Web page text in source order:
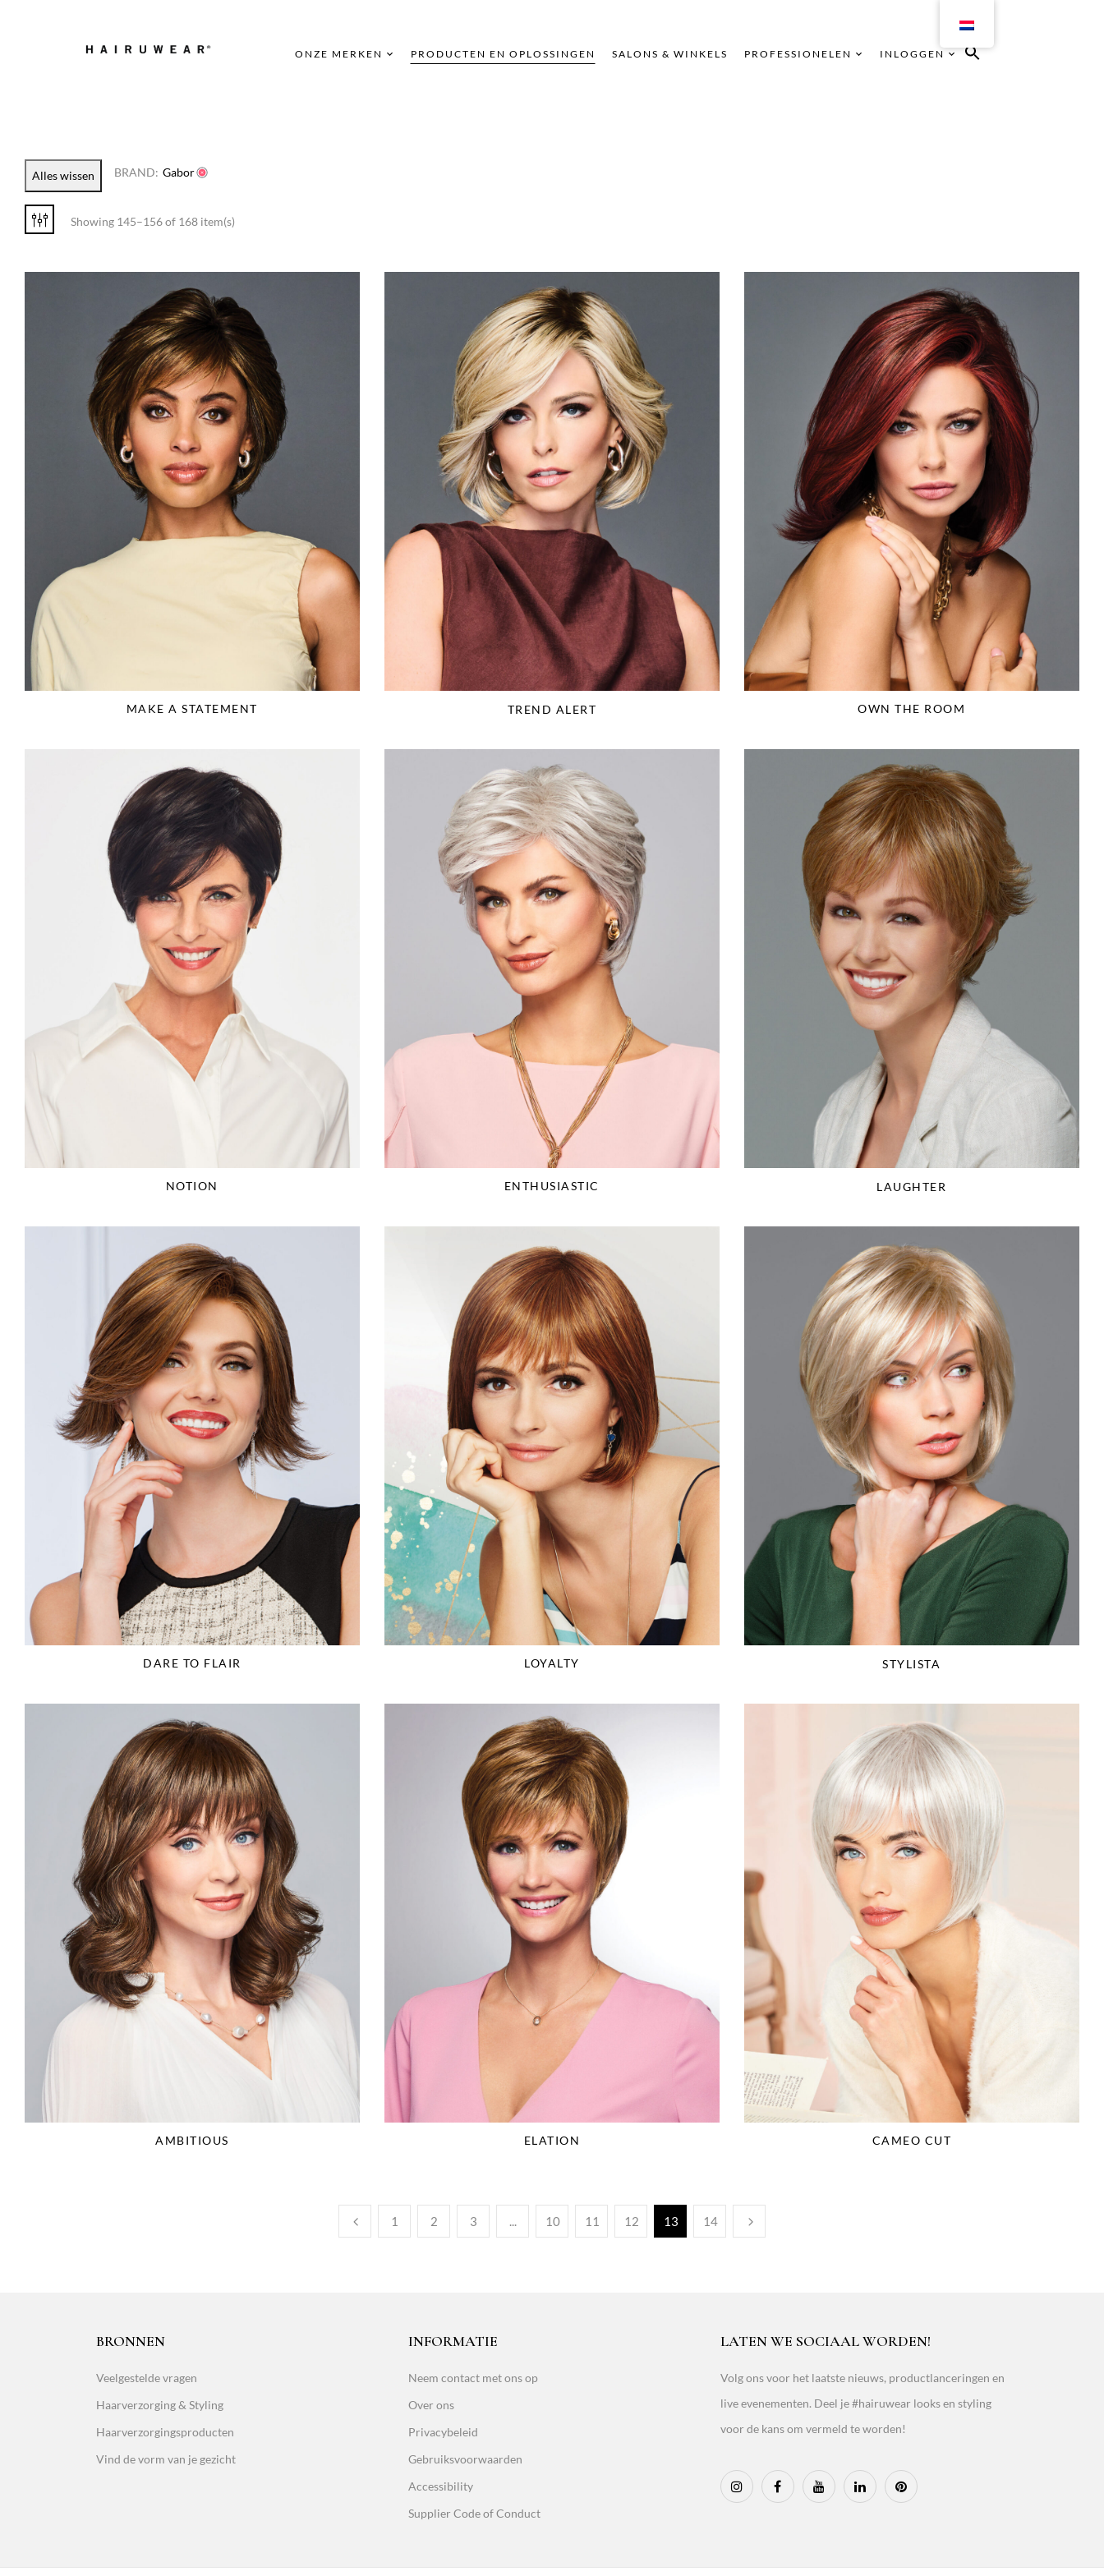
ONZE MERKEN PRODUCTEN EN OPLOSSINGEN SALONS & WINKELS PROFESSIONELEN INLOGGEN
Alles wissen BRAND: Gabor
Showing 145–156 of 168 item(s)
MAKE A STATEMENT TREND ALERT OWN THE ROOM
NOTION ENTHUSIASTIC LAUGHTER
DARE TO FLAIR LOYALTY STYLISTA
AMBITIOUS ELATION CAMEO CUT
1 2 3 ... 10 11 12 13 14
BRONNEN
Veelgestelde vragen
Haarverzorging & Styling
Haarverzorgingsproducten
Vind de vorm van je gezicht
INFORMATIE
Neem contact met ons op
Over ons
Privacybeleid
Gebruiksvoorwaarden
Accessibility
Supplier Code of Conduct
LATEN WE SOCIAAL WORDEN!
Volg ons voor het laatste nieuws, productlanceringen en
live evenementen. Deel je #hairuwear looks en styling
voor de kans om vermeld te worden!